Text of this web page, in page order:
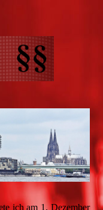
ich am 1. Dezember